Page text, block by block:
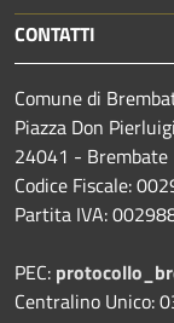
CONTATTI
Comune di
Piazza Don
24041 - Brembate
Codice Fiscale:
Partita IVA:
PEC:
Centralino Unico: